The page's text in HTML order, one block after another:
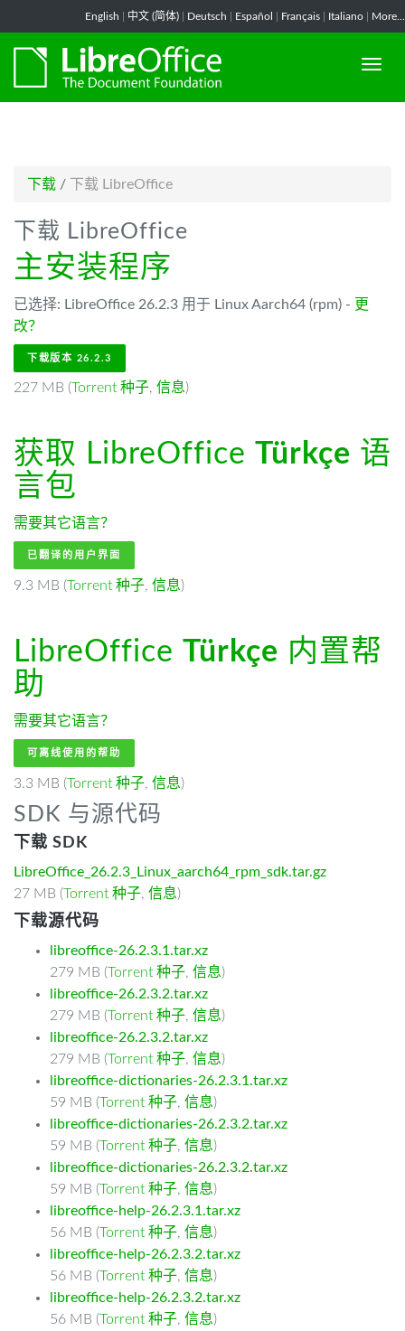
English 中文 (简体) Deutsch Español Français Italiano More...
下载 / 下载 LibreOffice
下载 LibreOffice
主安装程序
已选择: LibreOffice 26.2.3 用于 Linux Aarch64 (rpm) - 更
改？
下载版本 26.2.3
227 MB (Torrent 种子, 信息)
获取 LibreOffice Türkçe 语
言包
需要其它语言？
已翻译的用户界面
9.3 MB (Torrent 种子, 信息)
LibreOffice Türkçe 内置帮
助
需要其它语言？
可离线使用的帮助
3.3 MB (Torrent 种子, 信息)
SDK 与源代码
下载 SDK
LibreOffice_26.2.3_Linux_aarch64_rpm_sdk.tar.gz
27 MB (Torrent 种子, 信息)
下载源代码
libreoffice-26.2.3.1.tar.xz
279 MB (Torrent 种子, 信息)
libreoffice-26.2.3.2.tar.xz
279 MB (Torrent 种子, 信息)
libreoffice-26.2.3.2.tar.xz
279 MB (Torrent 种子, 信息)
libreoffice-dictionaries-26.2.3.1.tar.xz
59 MB (Torrent 种子, 信息)
libreoffice-dictionaries-26.2.3.2.tar.xz
59 MB (Torrent 种子, 信息)
libreoffice-dictionaries-26.2.3.2.tar.xz
59 MB (Torrent 种子, 信息)
libreoffice-help-26.2.3.1.tar.xz
56 MB (Torrent 种子, 信息)
libreoffice-help-26.2.3.2.tar.xz
56 MB (Torrent 种子, 信息)
libreoffice-help-26.2.3.2.tar.xz
56 MB (Torrent 种子, 信息)